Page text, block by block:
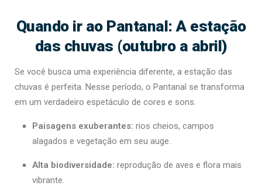
Quando ir ao Pantanal: A estação
das chuvas (outubro a abril)
Se você busca uma experiência diferente, a estação das
chuvas é perfeita. Nesse período, o Pantanal se transforma
em um verdadeiro espetáculo de cores e sons.
Paisagens exuberantes: rios cheios, campos
alagados e vegetação em seu auge.
Alta biodiversidade: reprodução de aves e flora mais
vibrante.